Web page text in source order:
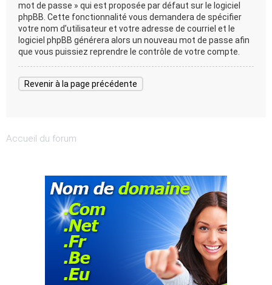
mot de passe » qui est proposée par défaut sur le logiciel
phpBB. Cette fonctionnalité vous demandera de spécifier
votre nom d’utilisateur et votre adresse de courriel et le
logiciel phpBB générera alors un nouveau mot de passe afin
que vous puissiez reprendre le contrôle de votre compte.
Revenir à la page précédente
Accueil du forum